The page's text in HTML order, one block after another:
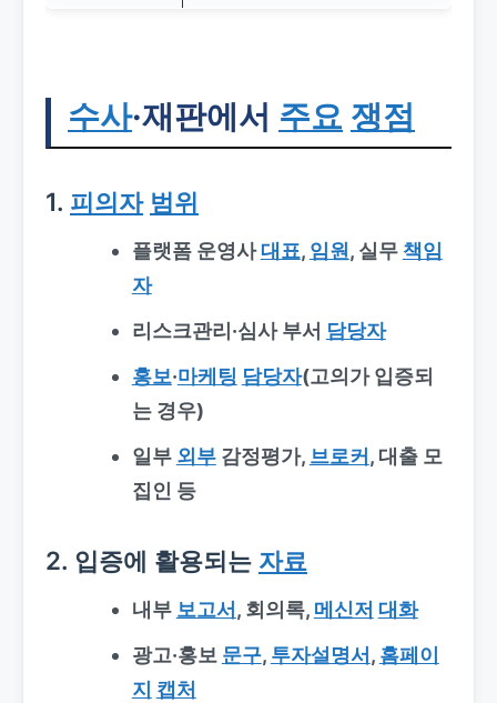
수사·재판에서 주요 쟁점
1. 피의자 범위
플랫폼 운영사대표, 임원 , 실무책임
자
리스크관리·심사 부서 담당자
홍보·마케팅 담당자(고의가 입증되
는 경우)
일부 외부감정평가, 브로커 , 대출 모
집인 등
2. 입증에 활용되는 자료
내부 보고서 , 회의록, 메신저 대화
광고·홍보 문구, 투자설명서 , 홈페이
지 캡처